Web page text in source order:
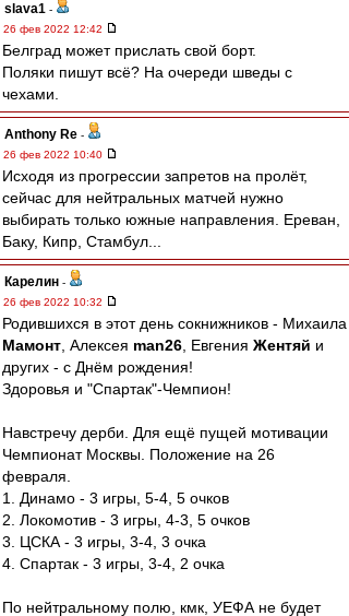
slava1 -
26 фев 2022 12:42
Белград может прислать свой борт.
Поляки пишут всё? На очереди шведы с
чехами.
Anthony Re -
26 фев 2022 10:40
Исходя из прогрессии запретов на пролёт,
сейчас для нейтральных матчей нужно
выбирать только южные направления. Ереван,
Баку, Кипр, Стамбул...
Карелин -
26 фев 2022 10:32
Родившихся в этот день сокнижников - Михаила
Мамонт , Алексея man26 , Евгения Жентяй и
других - с Днём рождения!
Здоровья и "Спартак"-Чемпион!
Навстречу дерби. Для ещё пущей мотивации
Чемпионат Москвы. Положение на 26
февраля.
1. Динамо - 3 игры, 5-4, 5 очков
2. Локомотив - 3 игры, 4-3, 5 очков
3. ЦСКА - 3 игры, 3-4, 3 очка
4. Спартак - 3 игры, 3-4, 2 очка
По нейтральному полю, кмк, УЕФА не будет